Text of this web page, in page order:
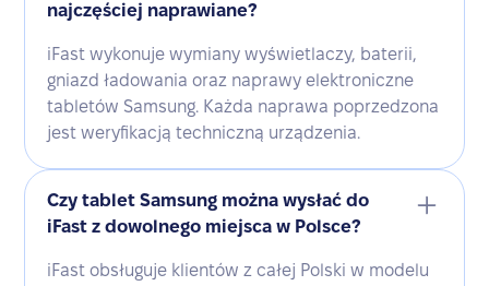
najczęściej naprawiane?
iFast wykonuje wymiany wyświetlaczy, baterii,
gniazd ładowania oraz naprawy elektroniczne
tabletów Samsung. Każda naprawa poprzedzona
jest weryfikacją techniczną urządzenia.
Czy tablet Samsung można wysłać do
iFast z dowolnego miejsca w Polsce?
iFast obsługuje klientów z całej Polski w modelu